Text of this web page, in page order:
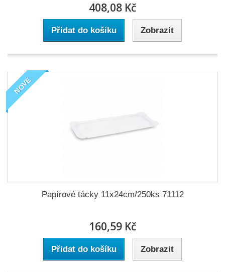
408,08 Kč
Přidat do košíku Zobrazit
NOVÉ
Papírové tácky 11x24cm/250ks 71112
160,59 Kč
Přidat do košíku Zobrazit